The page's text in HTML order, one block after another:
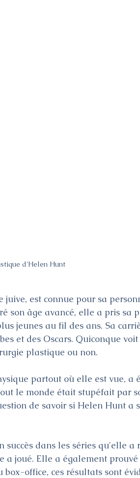
d'Helen Hunt
est connue pour sa
son âge avancé, elle a pris sa
jeunes au fil des ans. Sa
et des Oscars. Quiconque
plastique ou non.
partout où elle est vue, a
le monde était stupéfait par
de savoir si Helen Hunt a
succès dans les séries qu'elle a
joué. Elle a également prouvé
office, ces résultats sont